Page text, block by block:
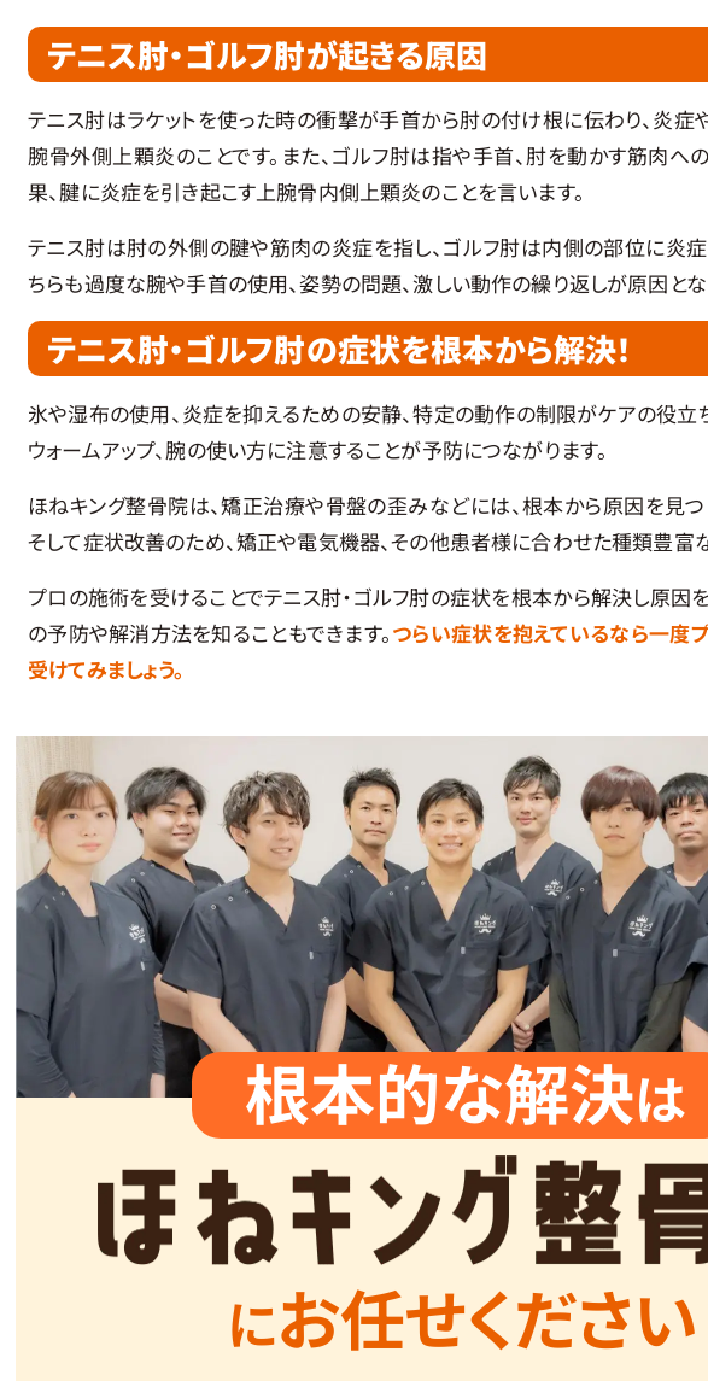
テニス肘・ゴルフ肘が起きる原因
テニス肘はラケットを使った時の衝撃が手首から肘の付け根に伝わり、炎症
腕骨外側上顆炎のことです。また、ゴルフ肘は指や手首、肘を動かす筋肉
果、腱に炎症を引き起こす上腕骨内側上顆炎のことを言います。
テニス肘は肘の外側の腱や筋肉の炎症を指し、ゴルフ肘は内側の部位に炎
ちらも過度な腕や手首の使用、姿勢の問題、激しい動作の繰り返しが原因とな
テニス肘・ゴルフ肘の症状を根本から解決！
氷や湿布の使用、炎症を抑えるための安静、特定の動作の制限がケアの役立
ウォームアップ、腕の使い方に注意することが予防につながります。
ほねキング整骨院は、矯正治療や骨盤の歪みなどには、根本から原因を見つ
そして症状改善のため、矯正や電気機器、その他患者様に合わせた種類豊富
プロの施術を受けることでテニス肘・ゴルフ肘の症状を根本から解決し原因
の予防や解消方法を知ることもできます。つらい症状を抱えているなら一度
受けてみましょう。
根本的な解決は
にお任せください